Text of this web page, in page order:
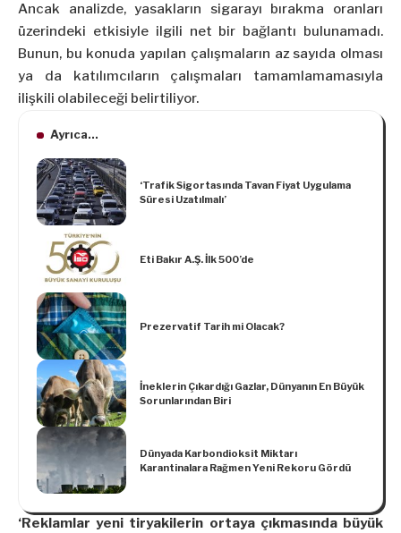
Ancak analizde, yasakların sigarayı bırakma oranları
üzerindeki etkisiyle ilgili net bir bağlantı bulunamadı.
Bunun, bu konuda yapılan çalışmaların az sayıda olması
ya da katılımcıların çalışmaları tamamlamamasıyla
ilişkili olabileceği belirtiliyor.
Ayrıca...
‘Trafik Sigortasında Tavan Fiyat Uygulama
Süresi Uzatılmalı’
Eti Bakır A.Ş. İlk 500’de
Prezervatif Tarih mi Olacak?
İneklerin Çıkardığı Gazlar, Dünyanın En Büyük
Sorunlarından Biri
Dünyada Karbondioksit Miktarı
Karantinalara Rağmen Yeni Rekoru Gördü
‘Reklamlar yeni tiryakilerin ortaya çıkmasında büyük